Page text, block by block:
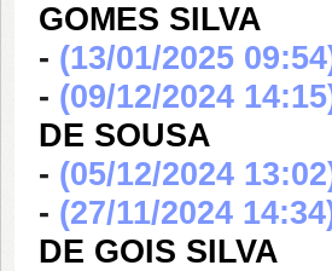
GOMES SILVA
- (13/01/2025
- (09/12/2024
DE SOUSA
- (05/12/2024
- (27/11/2024
DE GOIS SILVA